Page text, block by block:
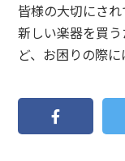
皆様の大切にされ
新しい楽器を買
ど、お困りの際